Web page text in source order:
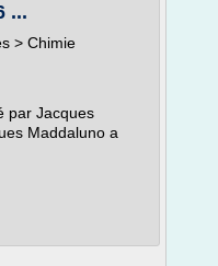
...
> Chimie
par Jacques
Maddaluno a